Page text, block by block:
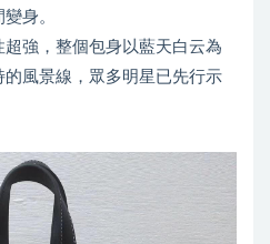
身。
強，整個包身以藍天白云為
風景線，眾多明星已先行示